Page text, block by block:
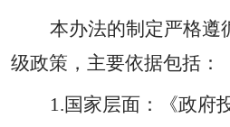
本办法的制定严格遵
级政策，主要依据包括：
1.国家层面：
《政府